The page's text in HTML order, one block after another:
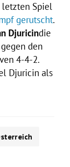
letzten Spiel
gerutscht.
Djuricindie
den
4-4-2.
Djuricin als